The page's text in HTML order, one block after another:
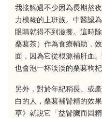
我接觸過不少因為長期熬
力模糊的上班族。中醫認
眼睛就得不到滋養。這時
桑葚茶）作為食療輔助，
面，因為它從根源補肝血
也會泡一杯淡淡的桑葚枸
另外，對於年紀稍長、或
白的人，桑葚補腎精的效
草》就說它「益腎臟而固